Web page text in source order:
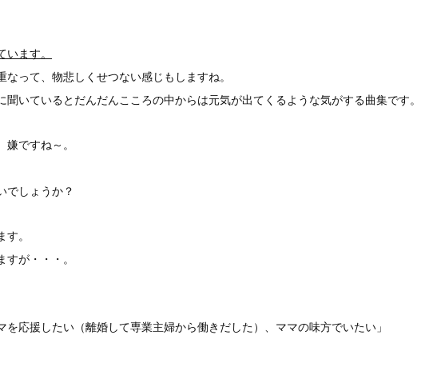
ます。
って、物悲しくせつない感じもしますね。
いているとだんだんこころの中からは元気が出てくるような気がする曲集です。
ですね～。
でしょうか？
。
が・・・。
応援したい（離婚して専業主婦から働きだした）、ママの味方でいたい」